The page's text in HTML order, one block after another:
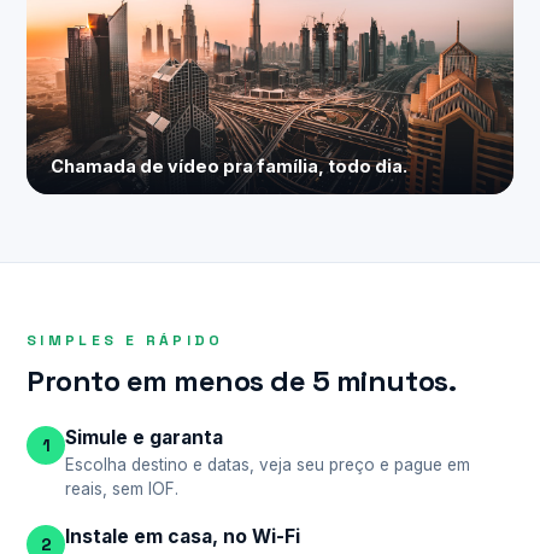
Chamada de vídeo pra família, todo dia.
SIMPLES E RÁPIDO
Pronto em menos de 5 minutos.
1 Simule e garanta
Escolha destino e datas, veja seu preço e pague em
reais, sem IOF.
2 Instale em casa, no Wi-Fi